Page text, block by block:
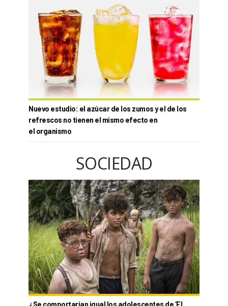
Nuevo estudio: el azúcar de los zumos y el de los
refrescos no tienen el mismo efecto en
el organismo
SOCIEDAD
¿Se comportarían igual los adolescentes de ‘El